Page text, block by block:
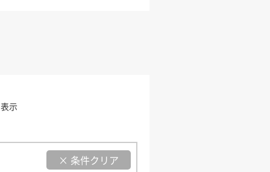
示
× 条件クリア